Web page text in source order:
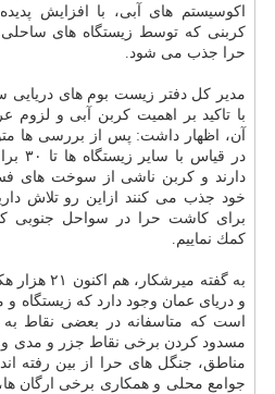
اكوسیستم های آبی، با افزایش
كربنی كه توسط زیستگاه های
حرا جذب می شود.
مدیر كل دفتر زیست بوم های دریایی
با تاكید بر اهمیت كربن آبی و لزوم
آن، اظهار داشت: پس از بررسی ها
در
دارند و كربن ناشی از سوخت های
خود جذب می كنند ازاین رو تلاش
برای كاشت حرا در سواحل جنوبی
كمك نماییم.
به گفته
و دریای عمان وجود دارد كه زیستگاه و
است كه متاسفانه در بعضی نقاط
مسدود كردن برخی نقاط جزر و مدی
مناطق، جنگل های حرا از بین رفته
جوامع محلی و همكاری برخی ارگان